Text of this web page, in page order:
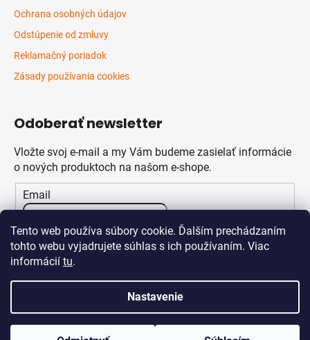
Tento web používa súbory cookie. Ďalším prechádzaním
tohto webu vyjadrujete súhlas s ich používaním. Viac
informácií tu.
Nastavenie
Ochrana osobných údajov
Odstúpenie od zmluvy
Reklamačný poriadok
Zásady používania cookies
Odoberať newsletter
Vložte svoj e-mail a my Vám budeme zasielať informácie
o nových produktoch na našom e-shope.
Email
Vložením e-mailu súhlasíte spodmienkami ochrany
osobných údajov
PRIHLÁSIŤ SA